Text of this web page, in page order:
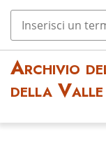
Archivio
della Valle